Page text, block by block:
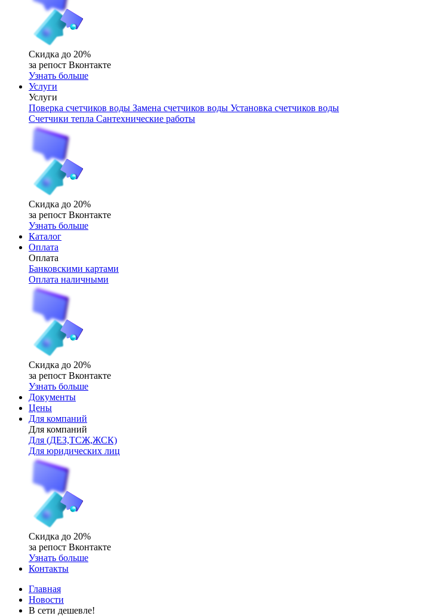
Скидка до 20%
за репост Вконтакте
Узнать больше
Услуги
Услуги
Поверка счетчиков воды Замена счетчиков воды Установка счетчиков воды
Счетчики тепла Сантехнические работы
Скидка до 20%
за репост Вконтакте
Узнать больше
Каталог
Оплата
Оплата
Банковскими картами
Оплата наличными
Скидка до 20%
за репост Вконтакте
Узнать больше
Документы
Цены
Для компаний
Для компаний
Для (ДЕЗ,ТСЖ,ЖСК)
Для юридических лиц
Скидка до 20%
за репост Вконтакте
Узнать больше
Контакты
Главная
Новости
В сети дешевле!